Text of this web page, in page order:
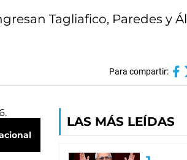
Tagliafico, Paredes y
Para compartir:
LAS MÁS LEÍDAS